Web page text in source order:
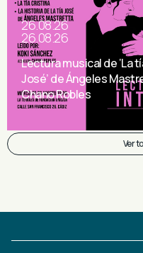
26.08.26
26.08.26
Lectura musical de ‘La
José’ de Ángeles
Chano Robles
Ver